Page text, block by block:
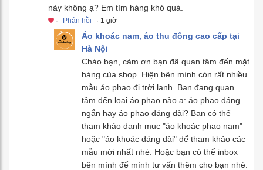
này không ạ? Em tìm hàng khó quá.
· Phản hồi · 1 giờ
Áo khoác nam, áo thu đông cao cấp tại
Hà Nội
Chào bạn, cảm ơn bạn đã quan tâm đến mặt
hàng của shop. Hiện bên mình còn rất nhiều
mẫu áo phao đi trời lạnh. Bạn đang quan
tâm đến loại áo phao nào ạ: áo phao dáng
ngắn hay áo phao dáng dài? Bạn có thể
tham khảo danh mục "áo khoác phao nam"
hoặc "áo khoác dáng dài" để tham khảo các
mẫu mới nhất nhé. Hoặc bạn có thể inbox
bên mình để mình tư vấn thêm cho bạn nhé.